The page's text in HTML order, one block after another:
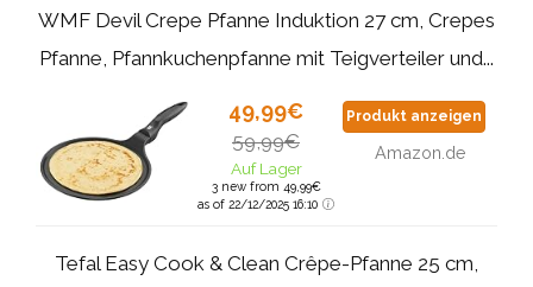
WMF Devil Crepe Pfanne Induktion 27 cm, Crepes
Pfanne, Pfannkuchenpfanne mit Teigverteiler und...
49,99€
59,99€
Auf Lager
3 new from 49,99€
as of 22/12/2025 16:10
Produkt anzeigen
Amazon.de
Tefal Easy Cook & Clean Crêpe-Pfanne 25 cm,